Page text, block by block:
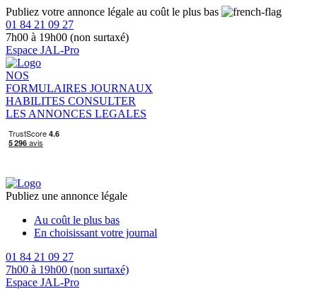
Publiez votre annonce légale au coût le plus bas
01 84 21 09 27
7h00 à 19h00 (non surtaxé)
Espace JAL-Pro
NOS
FORMULAIRES JOURNAUX
HABILITES CONSULTER
LES ANNONCES LEGALES
Publiez une annonce légale
Au coût le plus bas
En choisissant votre journal
01 84 21 09 27
7h00 à 19h00 (non surtaxé)
Espace JAL-Pro